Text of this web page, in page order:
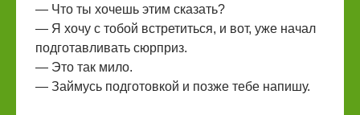
— Что ты хочешь этим сказать?
— Я хочу с тобой встретиться, и вот, уже начал
подготавливать сюрприз.
— Это так мило.
— Займусь подготовкой и позже тебе напишу.